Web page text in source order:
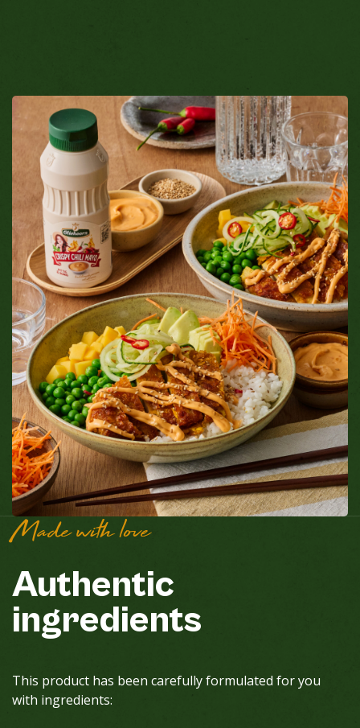
Made with love
Authentic
ingredients
This product has been carefully formulated for you
with ingredients: